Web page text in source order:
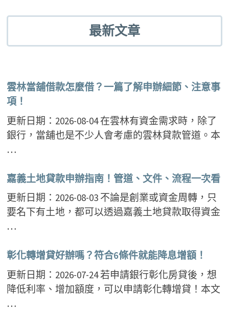
最新文章
雲林當舖借款怎麼借？一篇了解申辦細節、注意事
項！
更新日期：2026-08-04 在雲林有資金需求時，除了
銀行，當舖也是不少人會考慮的雲林貸款管道。本
…
嘉義土地貸款申辦指南！管道、文件、流程一次看
更新日期：2026-08-03 不論是創業或資金周轉，只
要名下有土地，都可以透過嘉義土地貸款取得資金
…
彰化轉增貸好辦嗎？符合6條件就能降息增額！
更新日期：2026-07-24 若申請銀行彰化房貸後，想
降低利率、增加額度，可以申請彰化轉增貸！本文
…